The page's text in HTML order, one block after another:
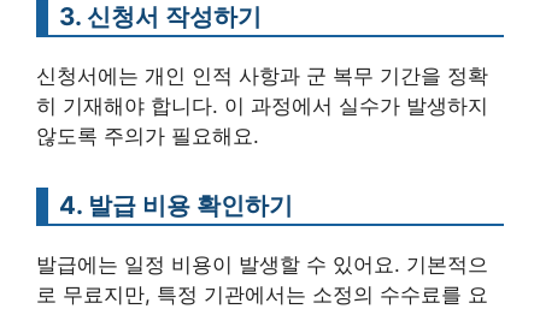
3. 신청서 작성하기
신청서에는 개인 인적 사항과 군 복무 기간을 정확
히 기재해야 합니다. 이 과정에서 실수가 발생하지
않도록 주의가 필요해요.
4. 발급 비용 확인하기
발급에는 일정 비용이 발생할 수 있어요. 기본적으
로 무료지만, 특정 기관에서는 소정의 수수료를 요